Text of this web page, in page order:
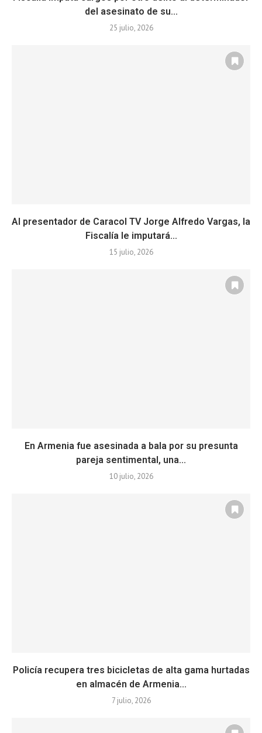
del asesinato de su...
25 julio, 2026
Al presentador de Caracol TV Jorge Alfredo Vargas, la
Fiscalía le imputará...
15 julio, 2026
En Armenia fue asesinada a bala por su presunta
pareja sentimental, una...
10 julio, 2026
Policía recupera tres bicicletas de alta gama hurtadas
en almacén de Armenia...
7 julio, 2026